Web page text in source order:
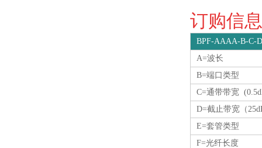
订购信
BPF-AAAA-B-C-
A=波长
B=端口类型
C=通带带宽
D=截止带宽（
E=套管类型
F=光纤长度